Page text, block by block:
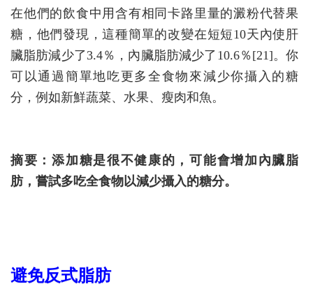
在他們的飲食中用含有相同卡路里量的澱粉代替果
糖，他們發現，這種簡單的改變在短短10天內使肝
臟脂肪減少了3.4％，內臟脂肪減少了10.6％[21]。你
可以通過簡單地吃更多全食物來減少你攝入的糖
分，例如新鮮蔬菜、水果、瘦肉和魚。
摘要：添加糖是很不健康的，可能會增加內臟脂
肪，嘗試多吃全食物以減少攝入的糖分。
避免反式脂肪